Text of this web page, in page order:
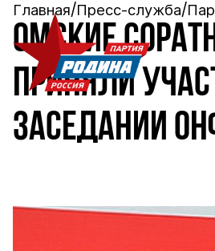
Главная Пресс-служба
ОМСКИЕ
ПРИНЯЛИ
ЗАСЕДАНИИ